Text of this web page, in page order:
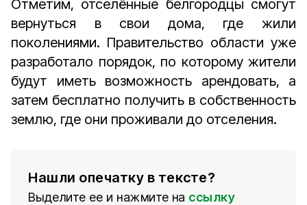
Отметим, отселённые белгородцы смогут
вернуться в свои дома, где жили
поколениями. Правительство области уже
разработало порядок, по которому жители
будут иметь возможность арендовать, а
затем бесплатно получить в собственность
землю, где они проживали до отселения.
Нашли опечатку в тексте?
Выделите ее и нажмите на ссылку